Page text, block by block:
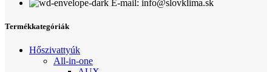
E-mail: info@slovklima.sk
Termékkategóriák
Hőszivattyúk
All-in-one